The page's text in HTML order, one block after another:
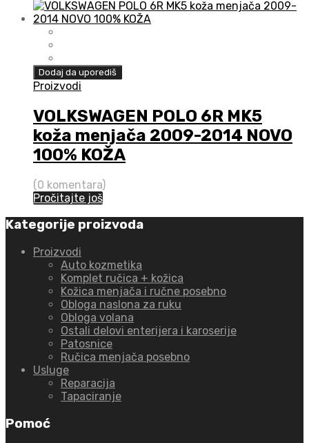
Dodaj da uporediš
Proizvodi
VOLKSWAGEN POLO 6R MK5
koža menjača 2009-2014 NOVO
100% KOŽA
(0 komentara)
Pročitajte još
Kategorije proizvoda
Proizvodi
Auto kozmetika
Komplet ručica + kožica
Kožica menjača i ručne posebno
Obloga naslona za ruku
Obloga volana
Ostali delovi enterijera i karoserije
Patosnice
Ručica menjača posebno
Usluge
Reparacija
Tapaciranje
Pomoć